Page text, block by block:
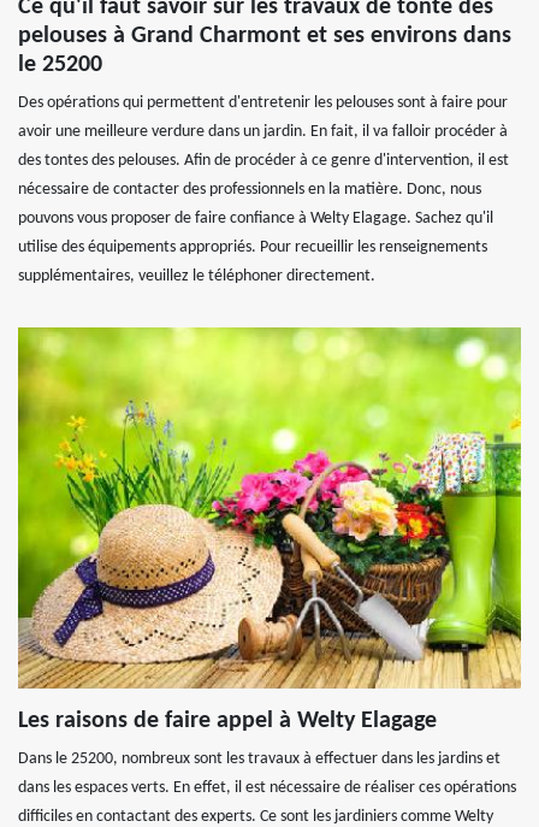
Ce qu'il faut savoir sur les travaux de tonte des
pelouses à Grand Charmont et ses environs dans
le 25200
Des opérations qui permettent d'entretenir les pelouses sont à faire pour
avoir une meilleure verdure dans un jardin. En fait, il va falloir procéder à
des tontes des pelouses. Afin de procéder à ce genre d'intervention, il est
nécessaire de contacter des professionnels en la matière. Donc, nous
pouvons vous proposer de faire confiance à Welty Elagage. Sachez qu'il
utilise des équipements appropriés. Pour recueillir les renseignements
supplémentaires, veuillez le téléphoner directement.
Les raisons de faire appel à Welty Elagage
Dans le 25200, nombreux sont les travaux à effectuer dans les jardins et
dans les espaces verts. En effet, il est nécessaire de réaliser ces opérations
difficiles en contactant des experts. Ce sont les jardiniers comme Welty